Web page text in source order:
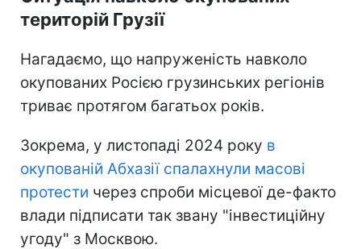
територій Грузії
Нагадаємо, що напруженість навколо
окупованих Росією грузинських регіонів
триває протягом багатьох років.
Зокрема, у листопаді 2024 року в
окупованій Абхазії спалахнули масові
протести через спроби місцевої де-факто
влади підписати так звану "інвестиційну
угоду" з Москвою.